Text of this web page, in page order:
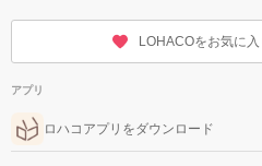
LOHACOをお気に
アプリ
ロハコアプリをダウンロード